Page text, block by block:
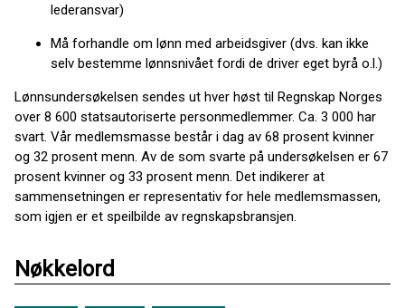
lederansvar)
Må forhandle om lønn med arbeidsgiver (dvs. kan ikke
selv bestemme lønnsnivået fordi de driver eget byrå o.l.)
Lønnsundersøkelsen sendes ut hver høst til Regnskap Norges
over 8 600 statsautoriserte personmedlemmer. Ca. 3 000 har
svart. Vår medlemsmasse består i dag av 68 prosent kvinner
og 32 prosent menn. Av de som svarte på undersøkelsen er 67
prosent kvinner og 33 prosent menn. Det indikerer at
sammensetningen er representativ for hele medlemsmassen,
som igjen er et speilbilde av regnskapsbransjen.
Nøkkelord